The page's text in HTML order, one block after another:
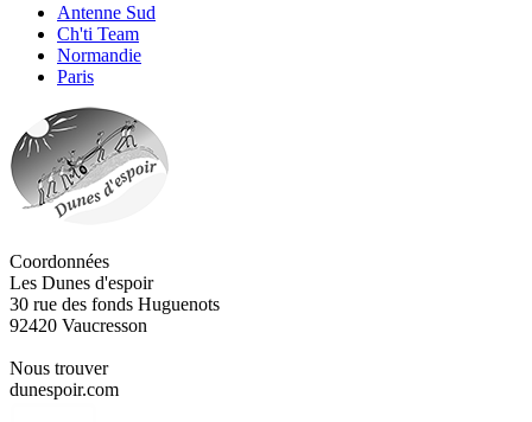
Antenne Sud
Ch'ti Team
Normandie
Paris
Coordonnées
Les Dunes d'espoir
30 rue des fonds Huguenots
92420 Vaucresson
Nous trouver
dunespoir.com